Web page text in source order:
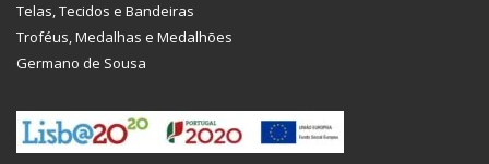
Telas, Tecidos e Bandeiras
Troféus, Medalhas e Medalhões
Germano de Sousa